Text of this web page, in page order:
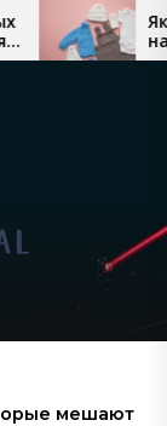
Який теплий
найкраще
взимку
мешают